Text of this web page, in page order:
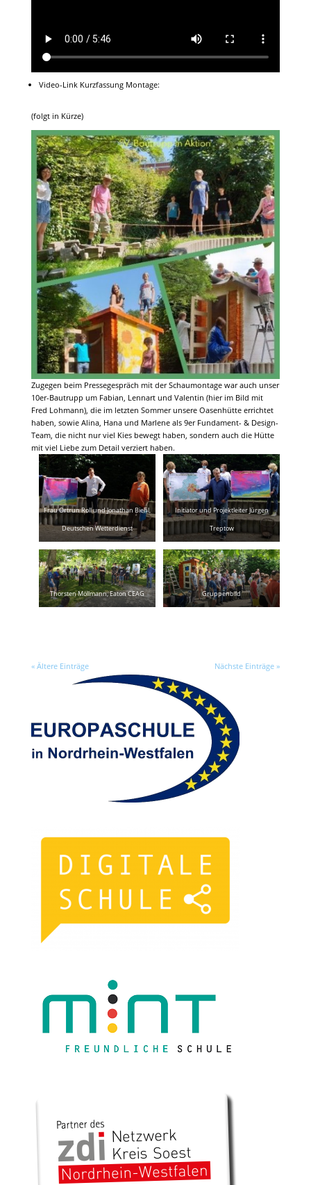
Video-Link Kurzfassung Montage:
(folgt in Kürze)
Zugegen beim Pressegespräch mit der Schaumontage war auch unser
10er-Bautrupp um Fabian, Lennart und Valentin (hier im Bild mit
Fred Lohmann), die im letzten Sommer unsere Oasenhütte errichtet
haben, sowie Alina, Hana und Marlene als 9er Fundament- & Design-
Team, die nicht nur viel Kies bewegt haben, sondern auch die Hütte
mit viel Liebe zum Detail verziert haben.
Frau Ortrun Roll und Jonathan Biehl,
Deutschen Wetterdienst
Initiator und Projektleiter Jürgen
Treptow
Thorsten Möllmann, Eaton CEAG Gruppenbild
« Ältere Einträge Nächste Einträge »